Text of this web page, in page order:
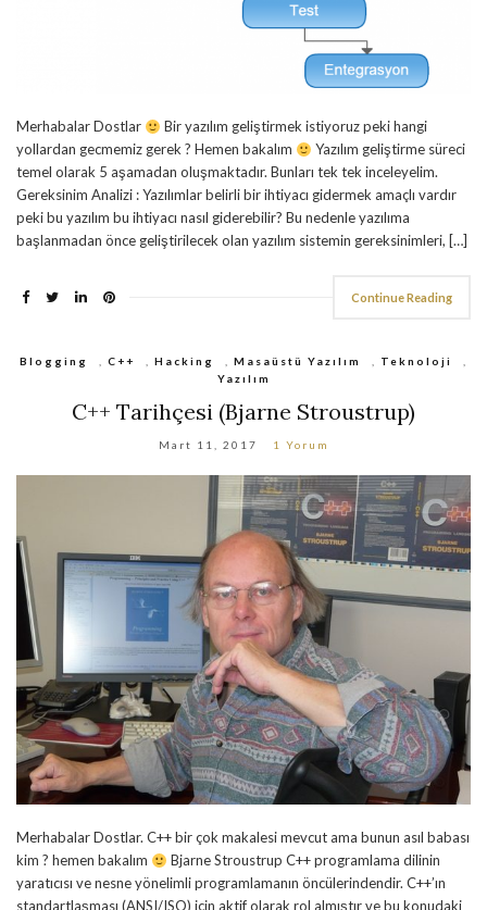
Merhabalar Dostlar
Bir yazılım geliştirmek istiyoruz peki hangi
yollardan gecmemiz gerek ? Hemen bakalım
Yazılım geliştirme süreci
temel olarak 5 aşamadan oluşmaktadır. Bunları tek tek inceleyelim.
Gereksinim Analizi : Yazılımlar belirli bir ihtiyacı gidermek amaçlı vardır
peki bu yazılım bu ihtiyacı nasıl giderebilir? Bu nedenle yazılıma
başlanmadan önce geliştirilecek olan yazılım sistemin gereksinimleri, […]
Continue Reading
Blogging , C++ , Hacking , Masaüstü Yazılım , Teknoloji
,
Yazılım
C++ Tarihçesi (Bjarne Stroustrup)
Mart 11, 2017 1 Yorum
Merhabalar Dostlar. C++ bir çok makalesi mevcut ama bunun asıl babası
kim ? hemen bakalım
Bjarne Stroustrup C++ programlama dilinin
yaratıcısı ve nesne yönelimli programlamanın öncülerindendir. C++’ın
standartlaşması (ANSI/ISO) için aktif olarak rol almıştır ve bu konudaki